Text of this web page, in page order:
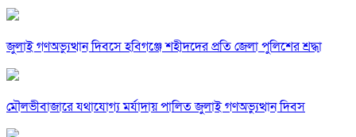
জুলাই গণঅভ্যুত্থান দিবসে হবিগঞ্জে শহীদদের প্রতি জেলা পুলিশের শ্রদ্ধা
মৌলভীবাজারে যথাযোগ্য মর্যাদায় পালিত জুলাই গণঅভ্যুত্থান দিবস